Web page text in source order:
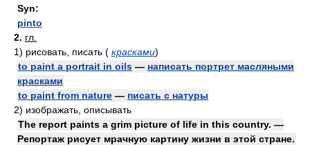
Syn:
pinto
2. гл.
1) рисовать, писать ( красками)
to paint a portrait in oils — написать портрет масляными
красками
to paint from nature — писать с натуры
2) изображать, описывать
The report paints a grim picture of life in this country. —
Репортаж рисует мрачную картину жизни в этой стране.